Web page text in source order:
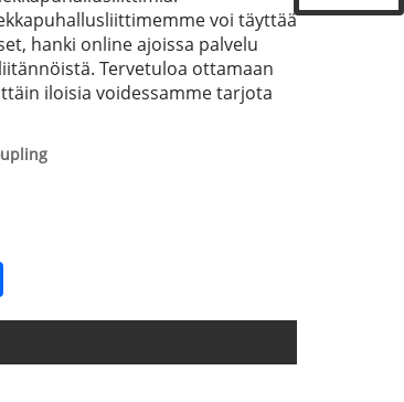
voi täyttää
hanki online ajoissa palvelu
Tervetuloa ottamaan
iloisia voidessamme tarjota
Share